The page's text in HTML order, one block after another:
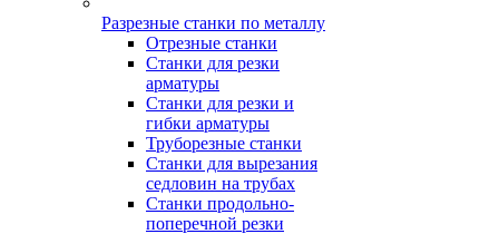
Разрезные станки по металлу
Отрезные станки
Станки для резки
арматуры
Станки для резки и
гибки арматуры
Труборезные станки
Станки для вырезания
седловин на трубаx
Станки продольно-
поперечной резки